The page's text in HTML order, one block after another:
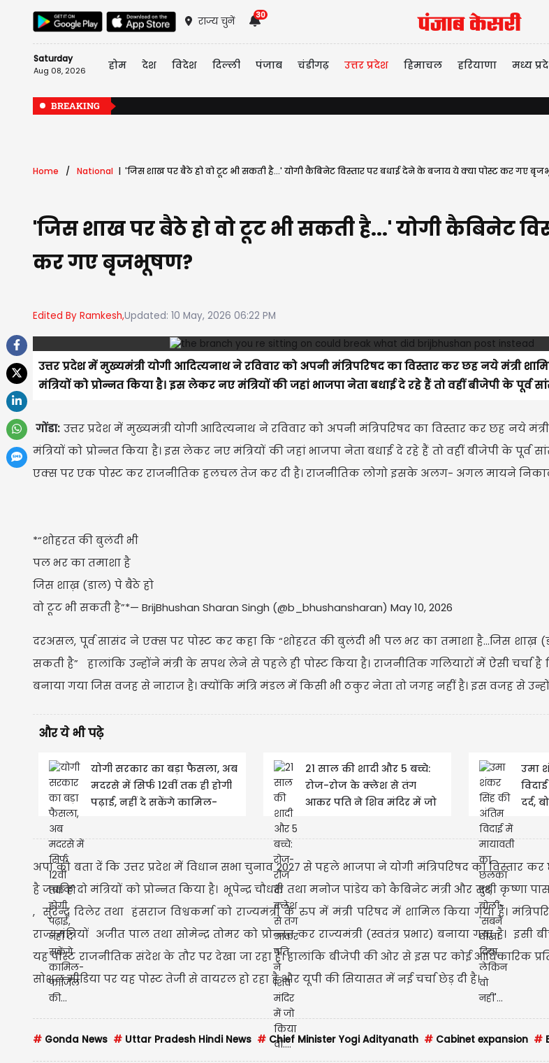
राज्य चुनें
30
Saturday
Aug 08, 2026 होम देश विदेश दिल्ली पंजाब चंडीगढ़ उत्तर प्रदेश हिमाचल हरियाणा मध्य
BREAKING
Home National 'जिस शाख पर बैठे हो वो टूट भी सकती है...' योगी कैबिनेट विस्तार पर बधाई देने के बजाय ये क्या पोस्ट कर गए
'जिस शाख पर बैठे हो वो टूट भी सकती है...' योगी कैबिनेट
कर गए बृजभूषण?
Edited By Ramkesh,Updated: 10 May, 2026 06:22 PM
उत्तर प्रदेश में मुख्यमंत्री योगी आदित्यनाथ ने रविवार को अपनी मंत्रिपरिषद का विस्तार कर छह नये मंत्री
मंत्रियों को प्रोन्नत किया है। इस लेकर नए मंत्रियों की जहां भाजपा नेता बधाई दे रहे हैं तो वहीं बीजेपी के पूर्व
गोंडा: उत्तर प्रदेश में मुख्यमंत्री योगी आदित्यनाथ ने रविवार को अपनी मंत्रिपरिषद का विस्तार कर छह नये
मंत्रियों को प्रोन्नत किया है। इस लेकर नए मंत्रियों की जहां भाजपा नेता बधाई दे रहे हैं तो वहीं बीजेपी के
एक्स पर एक पोस्ट कर राजनीतिक हलचल तेज कर दी है। राजनीतिक लोगो इसके अलग- अगल मायने
*“शोहरत की बुलंदी भी
पल भर का तमाशा है
जिस शाख़ (डाल) पे बैठे हो
वो टूट भी सकती है”*— BrijBhushan Sharan Singh (@b_bhushansharan) May 10, 2026
दरअसल, पूर्व सासंद ने एक्स पर पोस्ट कर कहा कि “शोहरत की बुलंदी भी पल भर का तमाशा है...जिस शाख़
सकती है” हालांकि उन्होंने मंत्री के सपथ लेने से पहले ही पोस्ट किया है। राजनीतिक गलियारों में ऐसी चर्चा
बनाया गया जिस वजह से नाराज है। क्योंकि मंत्रि मंडल में किसी भी ठकुर नेता तो जगह नहीं है। इस वजह से
और ये भी पढ़े
योगी सरकार का बड़ा फैसला, अब
मदरसे में सिर्फ 12वीं तक ही होगी
पढ़ाई, नहीं दे सकेंगे कामिल-
21 साल की शादी और 5 बच्चे:
रोज-रोज के क्लेश से तंग
आकर पति ने शिव मंदिर में जो
उमा
दर्द,
अपा को बता दें कि उत्तर प्रदेश में विधान सभा चुनाव 2027 से पहले भाजपा ने योगी मंत्रिपरिषद का विस्तार
है जबकि दो मंत्रियों को प्रोन्नत किया है। भूपेन्द्र चौधरी तथा मनोज पांडेय को कैबिनेट मंत्री और सुश्री कृष्णा
, सुरेन्द्र दिलेर तथा हंसराज विश्वकर्मा को राज्यमंत्री के रुप में मंत्री परिषद में शामिल किया गया है।
राज्यमंत्रियों अजीत पाल तथा सोमेन्द्र तोमर को प्रोन्नत कर राज्यमंत्री (स्वतंत्र प्रभार) बनाया गया है।
यह पोस्ट राजनीतिक संदेश के तौर पर देखा जा रहा है। हालांकि बीजेपी की ओर से इस पर कोई आधिकारिक
सोशल मीडिया पर यह पोस्ट तेजी से वायरल हो रहा है और यूपी की सियासत में नई चर्चा छेड़ दी है।
# Gonda News # Uttar Pradesh Hindi News # Chief Minister Yogi Adityanath # Cabinet expansion #